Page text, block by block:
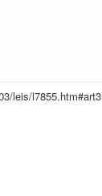
leis/l7855.htm#art3